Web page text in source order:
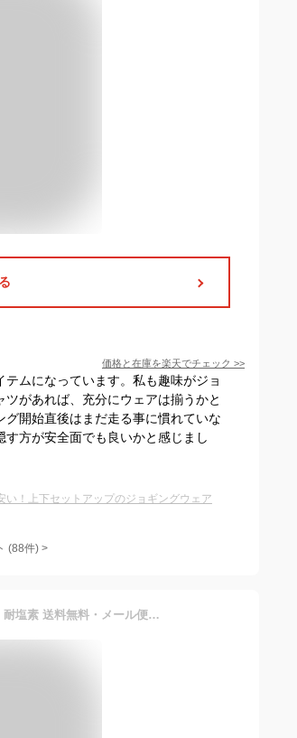
価格と在庫を楽天でチェック >>
ムになっています。私も趣味がジョ
があれば、充分にウェアは揃うかと
開始直後はまだ走る事に慣れていな
方が安全面でも良いかと感じまし
い！上下セットアップのジョギングウェア
(88件) >
ラッシュガード メンズ 上下セット UVカット 耐塩素 送料無料・メール便不可【Z】